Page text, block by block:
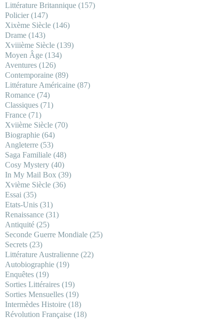
Littérature Britannique (157)
Policier(147)
Xixème Siècle (146)
Drame (143)
Xviiième Siècle (139)
Moyen Âge (134)
Aventures (126)
Contemporaine (89)
Littérature Américaine (87)
Romance (74)
Classiques (71)
France (71)
Xviième Siècle (70)
Biographie (64)
Angleterre (53)
Saga Familiale (48)
Cosy Mystery (40)
In My Mail Box (39)
Xvième Siècle (36)
Essai (35)
Etats-Unis (31)
Renaissance (31)
Antiquité (25)
Seconde Guerre Mondiale (25)
Secrets (23)
Littérature Australienne (22)
Autobiographie (19)
Enquêtes (19)
Sorties Littéraires (19)
Sorties Mensuelles (19)
Intermèdes Histoire (18)
Révolution Française (18)